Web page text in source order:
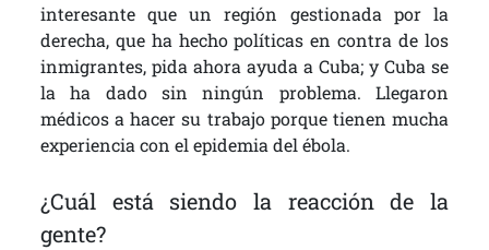
interesante que un región gestionada por la
derecha, que ha hecho políticas en contra de los
inmigrantes, pida ahora ayuda a Cuba; y Cuba se
la ha dado sin ningún problema. Llegaron
médicos a hacer su trabajo porque tienen mucha
experiencia con el epidemia del ébola.
¿Cuál está siendo la reacción de la
gente?